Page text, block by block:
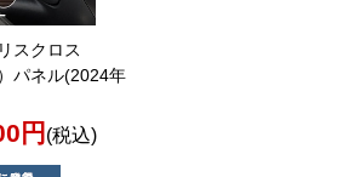
スクロス
パネル(2024年
円 (税込)